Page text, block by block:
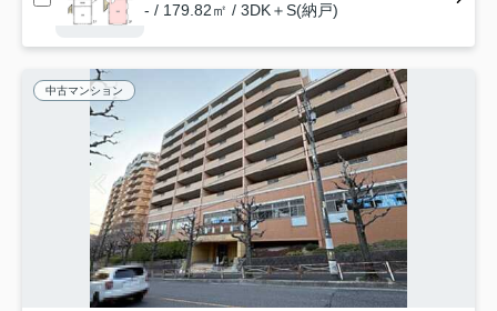
- / 179.82㎡ / 3DK＋S(納戸)
中古マンション